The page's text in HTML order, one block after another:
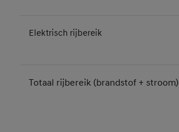
Elektrisch rijbereik
Totaal rijbereik (brandstof + stroom)